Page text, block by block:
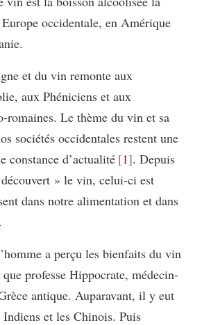
occidentale, en Amérique
et du vin remonte aux
aux Phéniciens et aux
romaines. Le thème du vin et sa
sociétés occidentales restent une
constance d’actualité 1 . Depuis
» le vin, celui-ci est
dans notre alimentation et dans
a perçu les bienfaits du vin
que professe Hippocrate, médecin-
antique. Auparavant, il y eut
et les Chinois. Puis